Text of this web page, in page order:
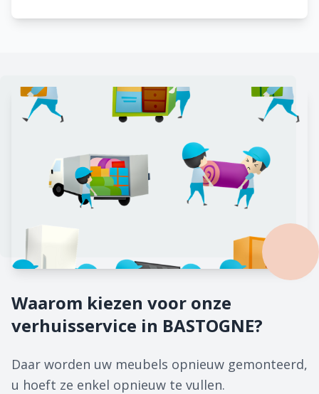
Waarom kiezen voor onze
verhuisservice in BASTOGNE?
Daar worden uw meubels opnieuw gemonteerd,
u hoeft ze enkel opnieuw te vullen.